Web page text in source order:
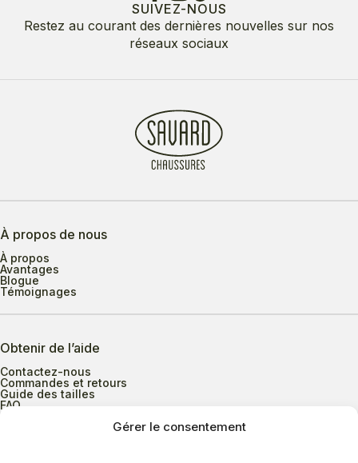
Gérer le consentement
SUIVEZ-NOUS
Restez au courant des dernières nouvelles sur nos
réseaux sociaux
À propos de nous
À propos
Avantages
Blogue
Témoignages
Obtenir de l’aide
Contactez-nous
Commandes et retours
Guide des tailles
FAQ